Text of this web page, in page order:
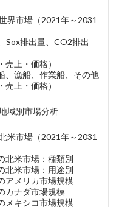
界市場（2021年～2031
Sox排出量、CO2排出
上・価格）
、漁船、作業船、その他
上・価格）
域別市場分析
米市場（2021年～2031
北米市場：種類別
北米市場：用途別
アメリカ市場規模
カナダ市場規模
メキシコ市場規模